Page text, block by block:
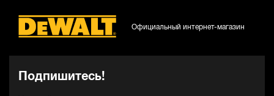
Подпишитесь!
Официальный интернет-магазин